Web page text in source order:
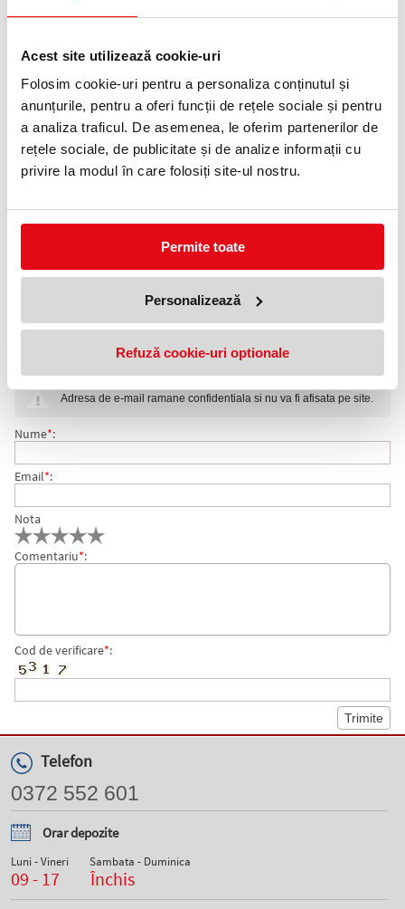
Acest site utilizează cookie-uri
Folosim cookie-uri pentru a personaliza conținutul și
anunțurile, pentru a oferi funcții de rețele sociale și pentru
a analiza traficul. De asemenea, le oferim partenerilor de
rețele sociale, de publicitate și de analize informații cu
privire la modul în care folosiți site-ul nostru.
Permite toate
Personalizează
Refuză cookie-uri optionale
Anunta-ma cand revine in stoc
0372 552 601
design atragator si forma triunghiulara ergonomica. Este prevazut
cu varf cu protectie metalica. Tehnologie Dry Safe.
Nu exista comentarii. Fii primul care comenteaza acest produs!
Adresa de e-mail ramane confidentiala si nu va fi afisata pe site.
Nume*:
Email*:
Nota
Comentariu*:
Cod de verificare*:
Telefon
0372 552 601
Orar depozite
Luni - Vineri
09 - 17
Sambata - Duminica
Închis